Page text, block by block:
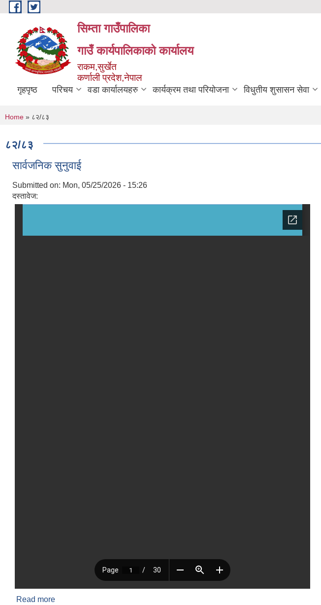
Skip to main content
सिम्ता गाउँपालिका
गाउँ कार्यपालिकाको कार्यालय
राकम,सुर्खेत
कर्णाली प्रदेश,नेपाल
गृहपृष्ठ परिचय वडा कार्यालयहरु कार्यक्रम तथा परियोजना विधुतीय शुसासन सेवा
You are here
Home » ८२/८३
८२/८३
सार्वजनिक सुनुवाई
Submitted on: Mon, 05/25/2026 - 15:26
दस्तावेज:
Read more